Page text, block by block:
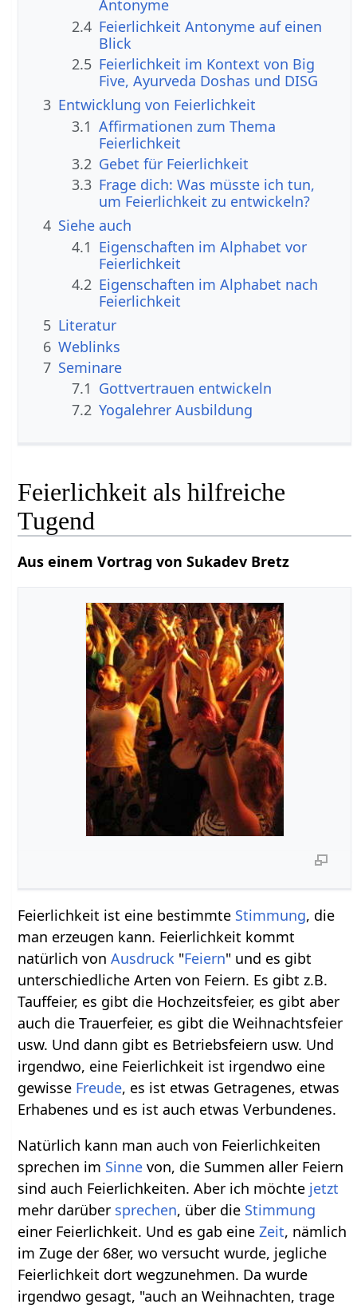
Antonyme
2.4 Feierlichkeit Antonyme auf einen
Blick
2.5 Feierlichkeit im Kontext von Big
Five, Ayurveda Doshas und DISG
3 Entwicklung von Feierlichkeit
3.1 Affirmationen zum Thema
Feierlichkeit
3.2 Gebet für Feierlichkeit
3.3 Frage dich: Was müsste ich tun,
um Feierlichkeit zu entwickeln?
4 Siehe auch
4.1 Eigenschaften im Alphabet vor
Feierlichkeit
4.2 Eigenschaften im Alphabet nach
Feierlichkeit
5 Literatur
6 Weblinks
7 Seminare
7.1 Gottvertrauen entwickeln
7.2 Yogalehrer Ausbildung
Feierlichkeit als hilfreiche
Tugend
Aus einem Vortrag von Sukadev Bretz
Feierlichkeit ist eine bestimmte Stimmung, die
man erzeugen kann. Feierlichkeit kommt
natürlich vonAusdruck "Feiern" und es gibt
unterschiedliche Arten von Feiern. Es gibt z.B.
Tauffeier, es gibt die Hochzeitsfeier, es gibt aber
auch die Trauerfeier, es gibt die Weihnachtsfeier
usw. Und dann gibt es Betriebsfeiern usw. Und
irgendwo, eine Feierlichkeit ist irgendwo eine
gewisse Freude, es ist etwas Getragenes, etwas
Erhabenes und es ist auch etwas Verbundenes.
Natürlich kann man auch von Feierlichkeiten
sprechen im Sinne von, die Summen aller Feiern
sind auch Feierlichkeiten. Aber ich möchte jetzt
mehr darüber sprechen, über die Stimmung
einer Feierlichkeit. Und es gab eineZeit, nämlich
im Zuge der 68er, wo versucht wurde, jegliche
Feierlichkeit dort wegzunehmen. Da wurde
irgendwo gesagt, "auch an Weihnachten, trage